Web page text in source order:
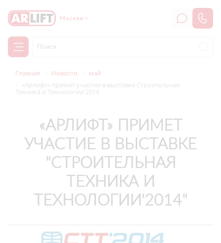
Москва
Главная Новости
май
«Арлифт» примет участие в выставке Строительная
Техника и Технологии'2014
«АРЛИФТ» ПРИМЕТ
УЧАСТИЕ В ВЫСТАВКЕ
"СТРОИТЕЛЬНАЯ
ТЕХНИКА И
ТЕХНОЛОГИИ'2014"